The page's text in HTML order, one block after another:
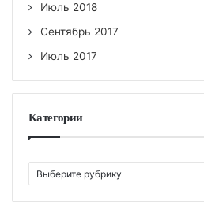
Июль 2018
Сентябрь 2017
Июль 2017
Категории
а
т